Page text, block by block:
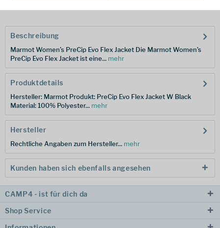
Beschreibung
Marmot Women’s PreCip Evo Flex Jacket Die Marmot Women’s
PreCip Evo Flex Jacket ist eine... mehr
Produktdetails
Hersteller: Marmot Produkt: PreCip Evo Flex Jacket W Black
Material: 100% Polyester... mehr
Hersteller
Rechtliche Angaben zum Hersteller... mehr
Kunden haben sich ebenfalls angesehen
CAMP4 - ist für dich da
Shop Service